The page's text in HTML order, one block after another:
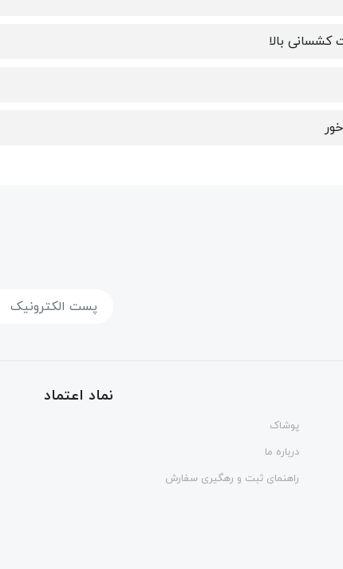
کشسانی بالا
پوشاک
درباره ما
راهنمای ثبت و رهگیری سفارش
نماد اعتماد